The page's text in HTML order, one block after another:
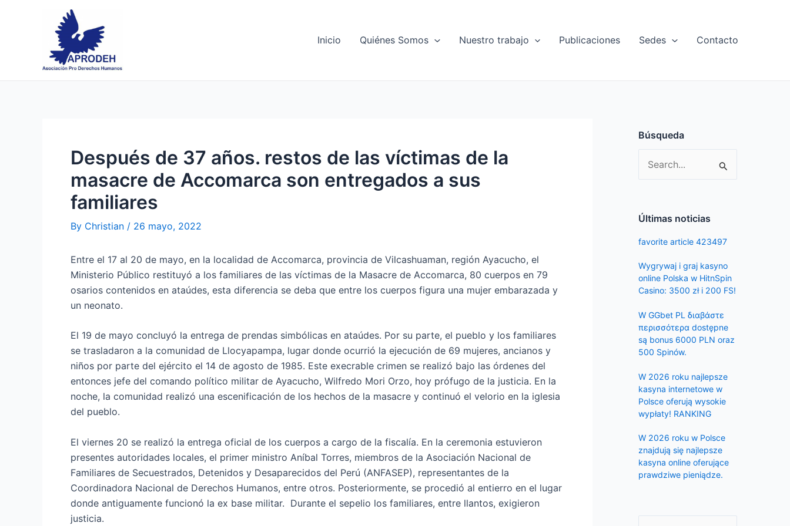
Inicio Quiénes Somos Nuestro trabajo Publicaciones Sedes Contacto
Después de 37 años. restos de las víctimas de la
masacre de Accomarca son entregados a sus
familiares
By Christian / 26 mayo, 2022
Entre el 17 al 20 de mayo, en la localidad de Accomarca, provincia de Vilcashuaman, región Ayacucho, el
Ministerio Público restituyó a los familiares de las víctimas de la Masacre de Accomarca, 80 cuerpos en 79
osarios contenidos en ataúdes, esta diferencia se deba que entre los cuerpos figura una mujer embarazada y
un neonato.
El 19 de mayo concluyó la entrega de prendas simbólicas en ataúdes. Por su parte, el pueblo y los familiares
se trasladaron a la comunidad de Llocyapampa, lugar donde ocurrió la ejecución de 69 mujeres, ancianos y
niños por parte del ejército el 14 de agosto de 1985. Este execrable crimen se realizó bajo las órdenes del
entonces jefe del comando político militar de Ayacucho, Wilfredo Mori Orzo, hoy prófugo de la justicia. En la
noche, la comunidad realizó una escenificación de los hechos de la masacre y continuó el velorio en la iglesia
del pueblo.
El viernes 20 se realizó la entrega oficial de los cuerpos a cargo de la fiscalía. En la ceremonia estuvieron
presentes autoridades locales, el primer ministro Aníbal Torres, miembros de la Asociación Nacional de
Familiares de Secuestrados, Detenidos y Desaparecidos del Perú (ANFASEP), representantes de la
Coordinadora Nacional de Derechos Humanos, entre otros. Posteriormente, se procedió al entierro en el lugar
donde antiguamente funcionó la ex base militar. Durante el sepelio los familiares, entre llantos, exigieron
justicia.
navigation
Búsqueda
r
f
o
:
Últimas noticias
favorite article 423497
Wygrywaj i graj kasyno
online Polska w HitnSpin
Casino: 3500 zł i 200 FS!
W GGbet PL διαβάστε
περισσότερα dostępne
są bonus 6000 PLN oraz
500 Spinów.
W 2026 roku najlepsze
kasyna internetowe w
Polsce oferują wysokie
wypłaty! RANKING
W 2026 roku w Polsce
znajdują się najlepsze
kasyna online oferujące
prawdziwe pieniądze.